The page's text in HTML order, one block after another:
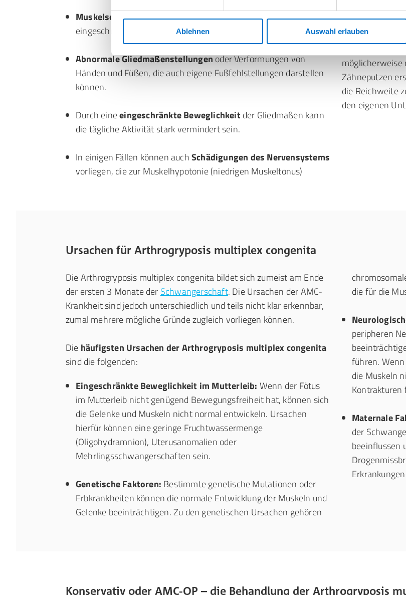
Ablehnen Auswahl erlauben
Muskelschwäche und -atrophie, welche zu einer
eingeschränkten Bewegungsfähigkeit führen.
Abnormale Gliedmaßenstellungenoder Verformungen von
Händen und Füßen, die auch eigene Fußfehlstellungen darstellen
können.
Durch eineeingeschränkte Beweglichkeit der Gliedmaßen kann
die tägliche Aktivität stark vermindert sein.
In einigen Fällen können auchSchädigungen des Nervensystems
vorliegen, die zur Muskelhypotonie (niedrigen Muskeltonus)
Ebenso ist für
die
dauerhaft
möglicherweise
Zähneputzen
die Reichweite
den eigenen
Ursachen für Arthrogryposis multiplex congenita
Die Arthrogryposis multiplex congenita bildet sich zumeist am Ende
der ersten 3 Monate der Schwangerschaft. Die Ursachen der AMC-
Krankheit sind jedoch unterschiedlich und teils nicht klar erkennbar,
zumal mehrere mögliche Gründe zugleich vorliegen können.
Die häufigsten Ursachen der Arthrogryposis multiplex congenita
sind die folgenden:
Eingeschränkte Beweglichkeit im Mutterleib: Wenn der Fötus
im Mutterleib nicht genügend Bewegungsfreiheit hat, können sich
die Gelenke und Muskeln nicht normal entwickeln. Ursachen
hierfür können eine geringe Fruchtwassermenge
(Oligohydramnion), Uterusanomalien oder
Mehrlingsschwangerschaften sein.
Genetische Faktoren: Bestimmte genetische Mutationen oder
Erbkrankheiten können die normale Entwicklung der Muskeln und
Gelenke beeinträchtigen. Zu den genetischen Ursachen gehören
die für die
peripheren
führen.
die Muskeln
Kontrakturen
Maternale
der
beeinflussen
Konservativ oder AMC-OP – die Behandlung der Arthrogryposis